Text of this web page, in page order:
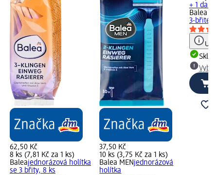
62,50 Kč
8 ks (7,81 Kč za 1 ks)
Baleajednorázová holítka
se 3 břity, 8 ks
37,50 Kč
10 ks (3,75 Kč za 1 ks)
Balea MENjednorázová
holítka
+ 1 další
Balea
3-břité,